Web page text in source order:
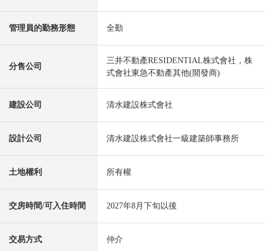
管理員的勤務形態 全勤
分售公司
三井不動產RESIDENTIAL株式會社，株
式會社東急不動產其他(開發商)
建設公司 清水建設株式會社
設計公司 清水建設株式會社一級建築師事務所
土地權利 所有權
交房時間/可入住時間 2027年8月下旬以後
交易方式 仲介